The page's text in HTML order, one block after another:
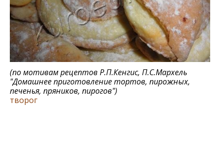
(по мотивам рецептов Р.П.Кенгис, П.С.Мархель
"Домашнее приготовление тортов, пирожных,
печенья, пряников, пирогов")
творог